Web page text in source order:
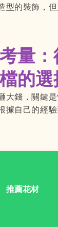
型的裝飾，
量
的選
大錢，關鍵
據自己的經
推薦花材